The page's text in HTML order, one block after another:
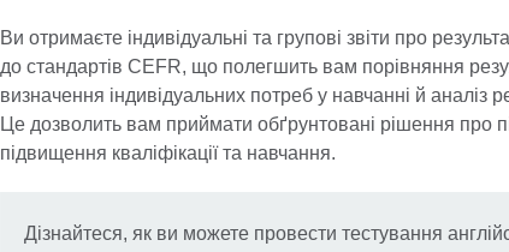
Ви отримаєте індивідуальні та групові звіти про
до стандартів CEFR, що полегшить вам порівняння
визначення індивідуальних потреб у навчанні й аналіз
Це дозволить вам приймати обґрунтовані рішення про
підвищення кваліфікації та навчання.
Дізнайтеся, як ви можете провести тестування